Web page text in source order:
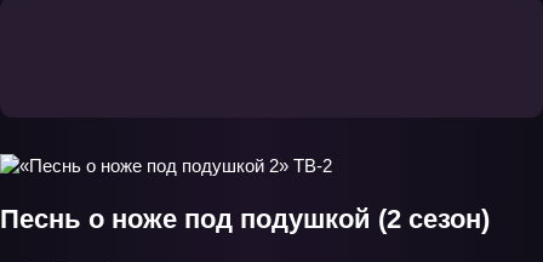
Песнь о ноже под подушкой (2 сезон)